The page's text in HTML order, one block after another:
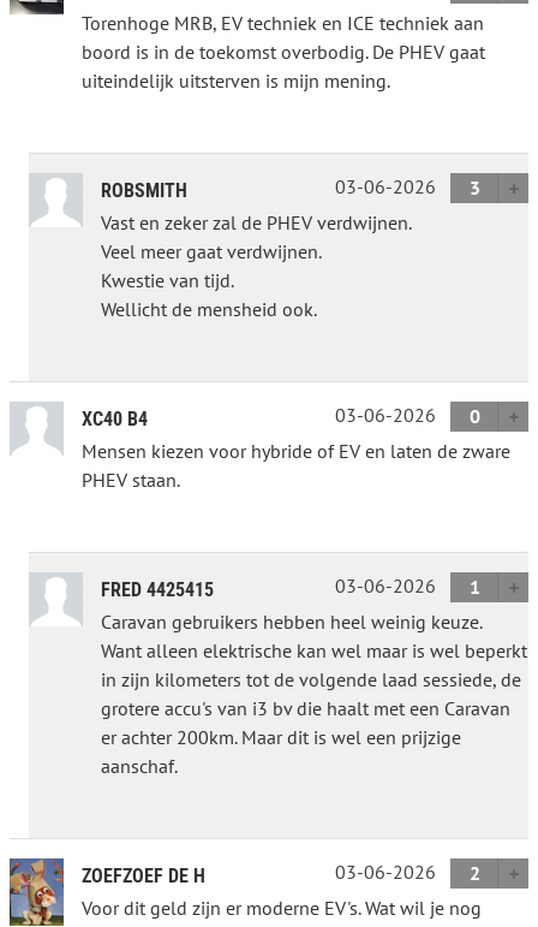
Torenhoge MRB, EV techniek en ICE techniek aan
boord is in de toekomst overbodig. De PHEV gaat
uiteindelijk uitsterven is mijn mening.
ROBSMITH 03-06-2026
3
Vast en zeker zal de PHEV verdwijnen.
Veel meer gaat verdwijnen.
Kwestie van tijd.
Wellicht de mensheid ook.
XC40 B4 03-06-2026
0
Mensen kiezen voor hybride of EV en laten de zware
PHEV staan.
FRED 4425415 03-06-2026
1
Caravan gebruikers hebben heel weinig keuze.
Want alleen elektrische kan wel maar is wel beperkt
in zijn kilometers tot de volgende laad sessiede, de
grotere accu's van i3 bv die haalt met een Caravan
er achter 200km. Maar dit is wel een prijzige
aanschaf.
ZOEFZOEF DE H 03-06-2026
2
Voor dit geld zijn er moderne EV's. Wat wil je nog